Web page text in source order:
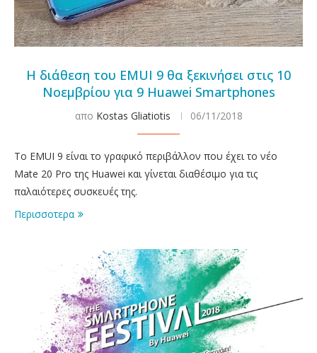
H διάθεση του EMUI 9 θα ξεκινήσει στις 10
Νοεμβρίου για 9 Huawei Smartphones
απο Kostas Gliatiotis 06/11/2018
Το EMUI 9 είναι το γραφικό περιβάλλον που έχει το νέο
Mate 20 Pro της Huawei και γίνεται διαθέσιμο για τις
παλαιότερες συσκευές της.
Περισσοτερα